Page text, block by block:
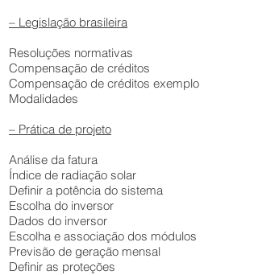
– Legislação brasileira
Resoluções normativas
Compensação de créditos
Compensação de créditos exemplo
Modalidades
– Prática de projeto
Análise da fatura
Índice de radiação solar
Definir a potência do sistema
Escolha do inversor
Dados do inversor
Escolha e associação dos módulos
Previsão de geração mensal
Definir as proteções